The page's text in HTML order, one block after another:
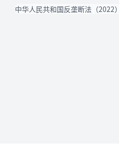
中华人民共和国反垄断法（2022）